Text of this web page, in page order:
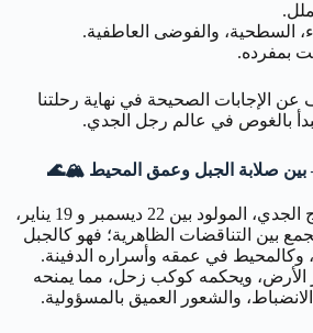
السطحية، والفوضى العاطفية.
بمفرده.
الإجابات الصحيحة في نهاية رحلتنا
بالغوص في عالم رجل الجدي.
صلابة الجبل وعمق المحيط 🏔️🌊
عندما نتحدث عن رجل برج الجدي، المولود بين 22 ديسمبر و 19 يناير،
بين التناقضات الظاهرية؛ فهو كالجبل
وكالمحيط في عمقه وأسراره الدفينة.
الأرض، ويحكمه كوكب زحل، مما يمنحه
والشعور العميق بالمسؤولية.